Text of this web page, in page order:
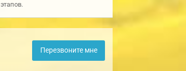
этапов.
Перезвоните мне